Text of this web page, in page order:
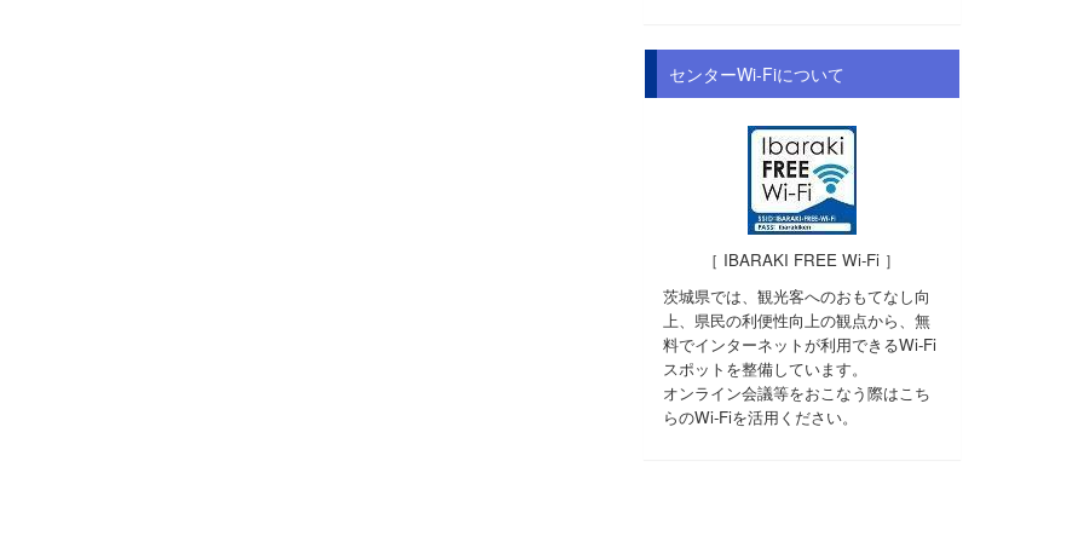
センターWi-Fiについて
［ IBARAKI FREE Wi-Fi ］
茨城県では、観光客へのおもてなし向
上、県民の利便性向上の観点から、無
料でインターネットが利用できるWi-Fi
スポットを整備しています。
オンライン会議等をおこなう際はこち
らのWi-Fiを活用ください。